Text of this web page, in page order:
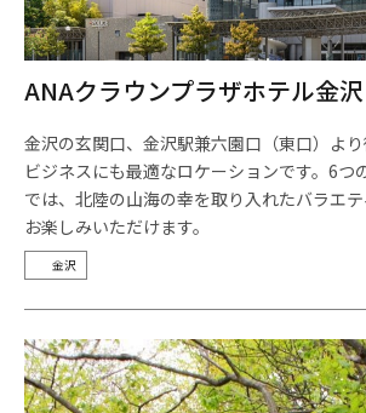
ANAクラウンプラザホテル金沢
金沢の玄関口、金沢駅兼六園口（東口）よ
ビジネスにも最適なロケーションです。6つ
では、北陸の山海の幸を取り入れたバラエ
お楽しみいただけます。
金沢